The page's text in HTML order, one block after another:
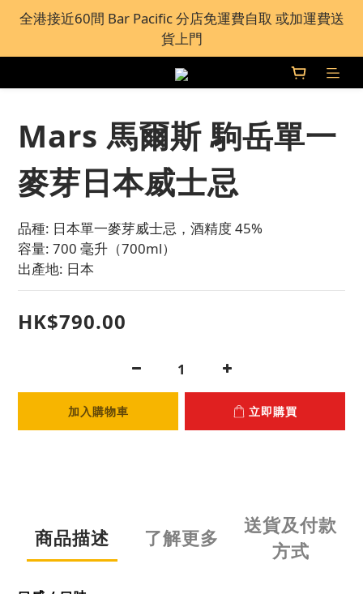
全港接近60間 Bar Pacific 分店免運費自取 或加運費送
貨上門
全港接近60間 Bar Pacific 分店免運費自取 或加運費送
貨上門
根據香港法律，不得在業務過程中，向未成年人(18歲
全港接近60間 Bar Pacific 分店免運費自取 或加運費送
貨上門
Mars 馬爾斯 駒岳單一
麥芽日本威士忌
品種: 日本單一麥芽威士忌，酒精度 45%
容量: 700 毫升（700ml）
出產地: 日本
HK$790.00
加入購物車 立即購買
商品描述 了解更多
送貨及付款
方式